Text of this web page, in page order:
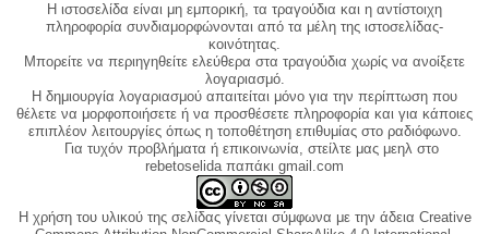
Η ιστοσελίδα είναι μη εμπορική, τα τραγούδια και η αντίστοιχη
πληροφορία συνδιαμορφώνονται από τα μέλη της ιστοσελίδας-
κοινότητας.
Μπορείτε να περιηγηθείτε ελεύθερα στα τραγούδια χωρίς να ανοίξετε
λογαριασμό.
Η δημιουργία λογαριασμού απαιτείται μόνο για την περίπτωση που
θέλετε να μορφοποιήσετε ή να προσθέσετε πληροφορία και για κάποιες
επιπλέον λειτουργίες όπως η τοποθέτηση επιθυμίας στο ραδιόφωνο.
Για τυχόν προβλήματα ή επικοινωνία, στείλτε μας μεηλ στο
rebetoselida παπάκι gmail.com
Η χρήση του υλικού της σελίδας γίνεται σύμφωνα με την άδεια Creative